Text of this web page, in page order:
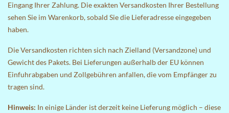
Eingang Ihrer Zahlung. Die exakten Versandkosten Ihrer Bestellung
sehen Sie im Warenkorb, sobald Sie die Lieferadresse eingegeben
haben.
Die Versandkosten richten sich nach Zielland (Versandzone) und
Gewicht des Pakets. Bei Lieferungen außerhalb der EU können
Einfuhrabgaben und Zollgebühren anfallen, die vom Empfänger zu
tragen sind.
Hinweis: In einige Länder ist derzeit keine Lieferung möglich – diese